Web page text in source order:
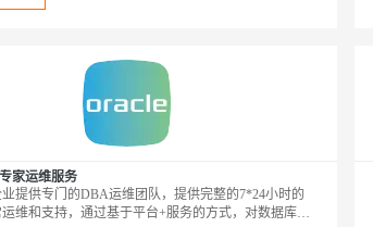
家运维服务
提供专门的DBA运维团队，提供完整的7*24小时的
维和支持，通过基于平台+服务的方式，对数据库进